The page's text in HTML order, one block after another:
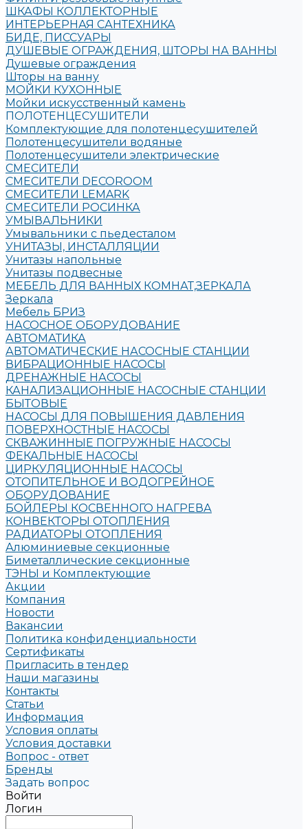
ШКАФЫ КОЛЛЕКТОРНЫЕ
ИНТЕРЬЕРНАЯ САНТЕХНИКА
БИДЕ, ПИССУАРЫ
ДУШЕВЫЕ ОГРАЖДЕНИЯ, ШТОРЫ НА ВАННЫ
Душевые ограждения
Шторы на ванну
МОЙКИ КУХОННЫЕ
Мойки искусственный камень
ПОЛОТЕНЦЕСУШИТЕЛИ
Комплектующие для полотенцесушителей
Полотенцесушители водяные
Полотенцесушители электрические
СМЕСИТЕЛИ
СМЕСИТЕЛИ DECOROOM
СМЕСИТЕЛИ LEMARK
СМЕСИТЕЛИ РОСИНКА
УМЫВАЛЬНИКИ
Умывальники с пьедесталом
УНИТАЗЫ, ИНСТАЛЛЯЦИИ
Унитазы напольные
Унитазы подвесные
МЕБЕЛЬ ДЛЯ ВАННЫХ КОМНАТ,ЗЕРКАЛА
Зеркала
Мебель БРИЗ
НАСОСНОЕ ОБОРУДОВАНИЕ
АВТОМАТИКА
АВТОМАТИЧЕСКИЕ НАСОСНЫЕ СТАНЦИИ
ВИБРАЦИОННЫЕ НАСОСЫ
ДРЕНАЖНЫЕ НАСОСЫ
КАНАЛИЗАЦИОННЫЕ НАСОСНЫЕ СТАНЦИИ
БЫТОВЫЕ
НАСОСЫ ДЛЯ ПОВЫШЕНИЯ ДАВЛЕНИЯ
ПОВЕРХНОСТНЫЕ НАСОСЫ
СКВАЖИННЫЕ ПОГРУЖНЫЕ НАСОСЫ
ФЕКАЛЬНЫЕ НАСОСЫ
ЦИРКУЛЯЦИОННЫЕ НАСОСЫ
ОТОПИТЕЛЬНОЕ И ВОДОГРЕЙНОЕ
ОБОРУДОВАНИЕ
БОЙЛЕРЫ КОСВЕННОГО НАГРЕВА
КОНВЕКТОРЫ ОТОПЛЕНИЯ
РАДИАТОРЫ ОТОПЛЕНИЯ
Алюминиевые секционные
Биметаллические секционные
ТЭНЫ и Комплектующие
Акции
Компания
Новости
Вакансии
Политика конфиденциальности
Сертификаты
Пригласить в тендер
Наши магазины
Контакты
Статьи
Информация
Условия оплаты
Условия доставки
Вопрос - ответ
Бренды
Задать вопрос
Войти
Логин